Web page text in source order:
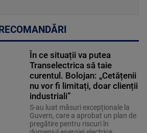
RECOMANDĂRI
În ce situații va putea
Transelectrica să taie
curentul. Bolojan: „Cetățenii
nu vor fi limitați, doar clienții
industriali”
S-au luat măsuri excepționale la
Guvern, care a aprobat un plan de
pregătire pentru riscuri în